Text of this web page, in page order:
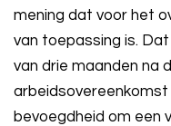
mening dat voor het
van toepassing is.
van drie maanden na
arbeidsovereenkomst
bevoegdheid om een